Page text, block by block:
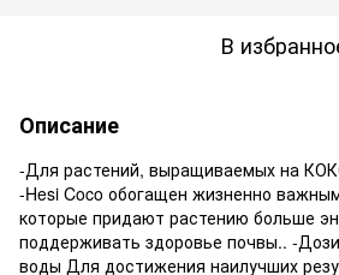
В
Описание
-Для растений, выращиваемых на
-Hesi Coco обогащен жизненно
которые придают растению больше
поддерживать здоровье почвы.. -
воды Для достижения наилучших